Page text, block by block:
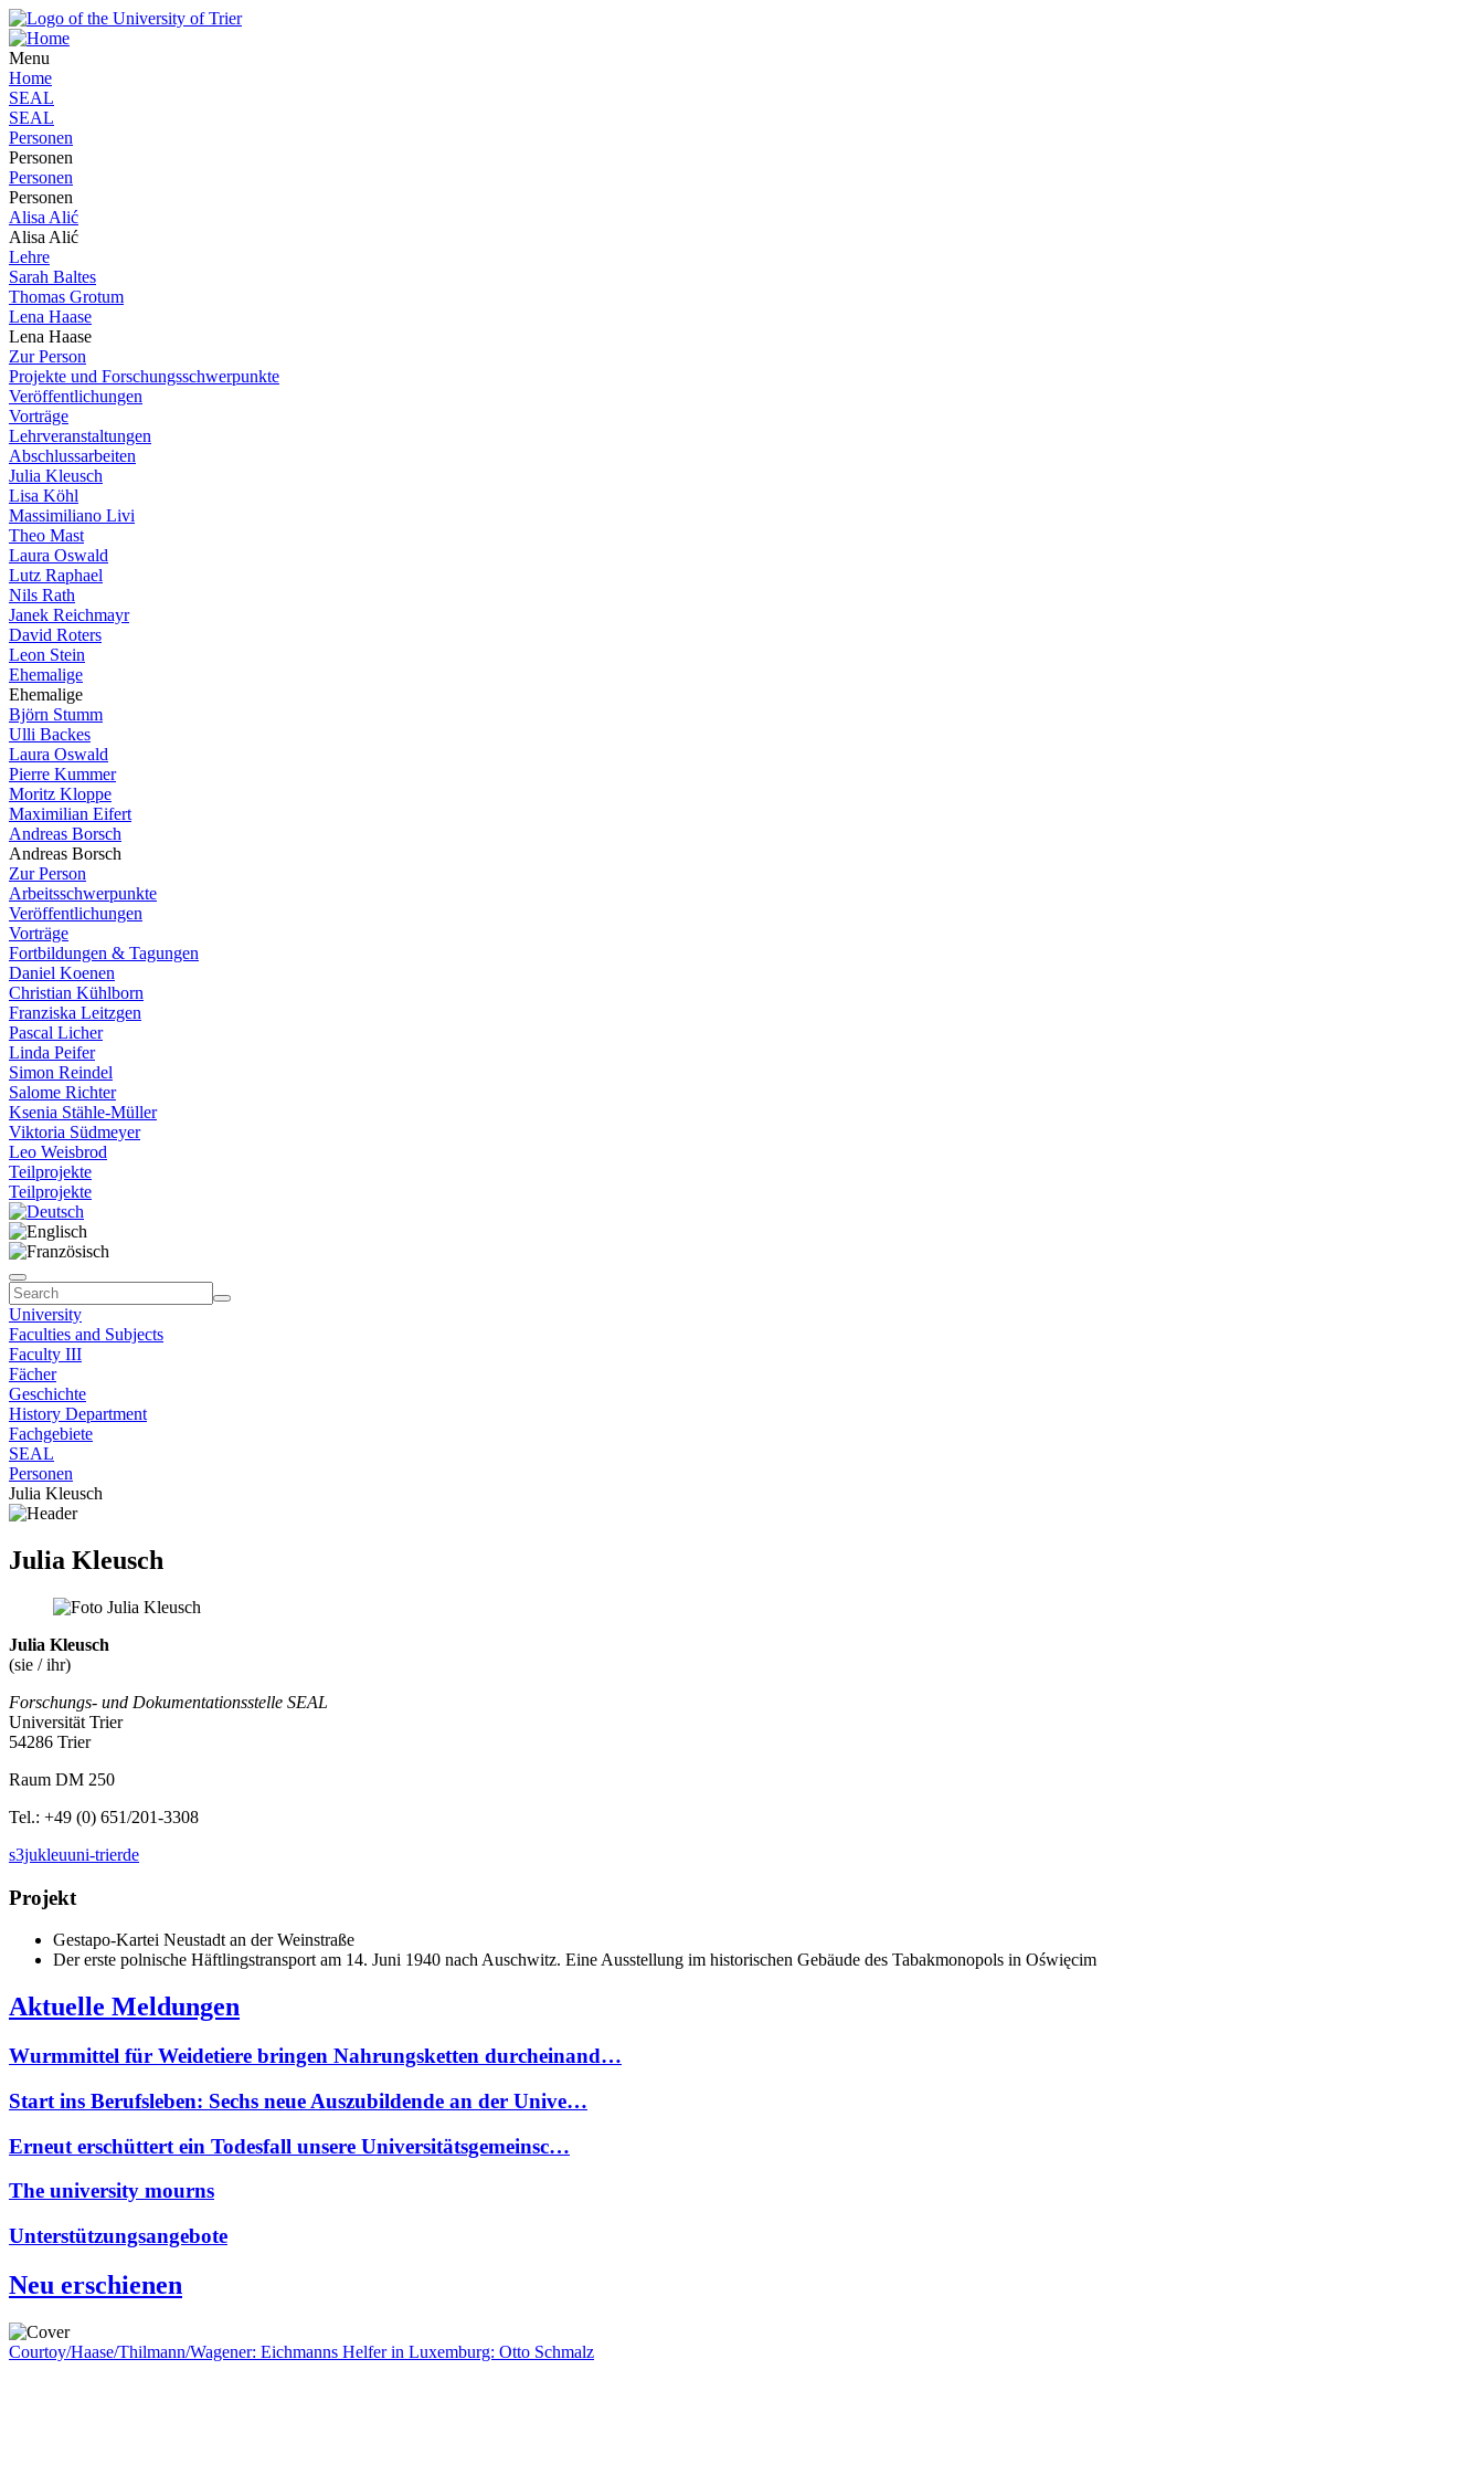
Menu
Home
SEAL
SEAL
Personen
Personen
Personen
Personen
Alisa Alić
Alisa Alić
Lehre
Sarah Baltes
Thomas Grotum
Lena Haase
Lena Haase
Zur Person
Projekte und Forschungsschwerpunkte
Veröffentlichungen
Vorträge
Lehrveranstaltungen
Abschlussarbeiten
Julia Kleusch
Lisa Köhl
Massimiliano Livi
Theo Mast
Laura Oswald
Lutz Raphael
Nils Rath
Janek Reichmayr
David Roters
Leon Stein
Ehemalige
Ehemalige
Björn Stumm
Ulli Backes
Laura Oswald
Pierre Kummer
Moritz Kloppe
Maximilian Eifert
Andreas Borsch
Andreas Borsch
Zur Person
Arbeitsschwerpunkte
Veröffentlichungen
Vorträge
Fortbildungen & Tagungen
Daniel Koenen
Christian Kühlborn
Franziska Leitzgen
Pascal Licher
Linda Peifer
Simon Reindel
Salome Richter
Ksenia Stähle-Müller
Viktoria Südmeyer
Leo Weisbrod
Teilprojekte
Teilprojekte
University
Faculties and Subjects
Faculty III
Fächer
Geschichte
History Department
Fachgebiete
SEAL
Personen
Julia Kleusch
Julia Kleusch
Julia Kleusch
(sie / ihr)
Forschungs- und Dokumentationsstelle SEAL
Universität Trier
54286 Trier
Raum DM 250
Tel.: +49 (0) 651/201-3308
s3jukleuuni-trierde
Projekt
Gestapo-Kartei Neustadt an der Weinstraße
Der erste polnische Häftlingstransport am 14. Juni 1940 nach Auschwitz. Eine Ausstellung im historischen Gebäude des Tabakmonopols in Oświęcim
Aktuelle Meldungen
Wurmmittel für Weidetiere bringen Nahrungsketten durcheinand…
Start ins Berufsleben: Sechs neue Auszubildende an der Unive…
Erneut erschüttert ein Todesfall unsere Universitätsgemeinsc…
The university mourns
Unterstützungsangebote
Neu erschienen
Courtoy/Haase/Thilmann/Wagener: Eichmanns Helfer in Luxemburg: Otto Schmalz